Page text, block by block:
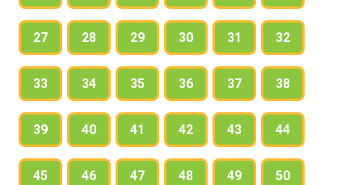
27 28 29 30 31 32
33 34 35 36 37 38
39 40 41 42 43 44
45 46 47 48 49 50